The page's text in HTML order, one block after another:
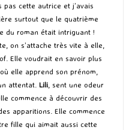
cette autrice et j’avais
surtout que le quatrième
du roman était intriguant !
on s’attache très vite à elle,
Elle voudrait en savoir plus
elle apprend son prénom,
attentat. Lili, sent une odeur
commence à découvrir des
apparitions. Elle commence
fille qui aimait aussi cette